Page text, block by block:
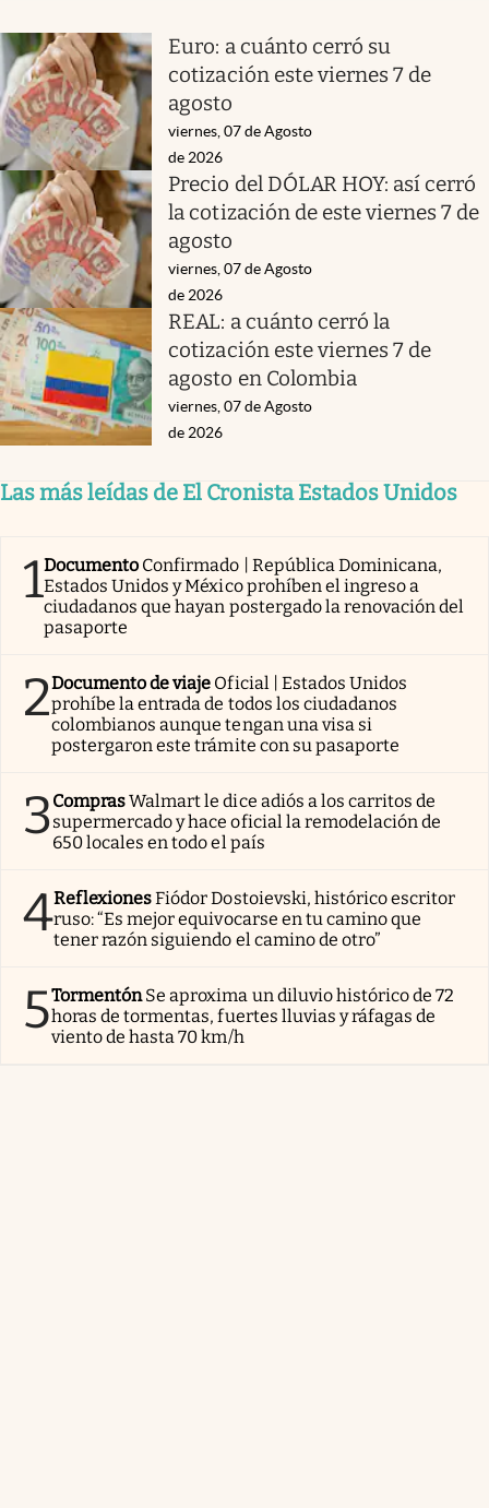
Euro: a cuánto cerró su
cotización este viernes 7 de
agosto
viernes, 07 de Agosto
de 2026
Precio del DÓLAR HOY: así cerró
la cotización de este viernes 7 de
agosto
viernes, 07 de Agosto
de 2026
REAL: a cuánto cerró la
cotización este viernes 7 de
agosto en Colombia
viernes, 07 de Agosto
de 2026
Las más leídas de El Cronista Estados Unidos
1Documento Confirmado | República Dominicana,
Estados Unidos y México prohíben el ingreso a
ciudadanos que hayan postergado la renovación del
pasaporte
2Documento de viaje Oficial | Estados Unidos
prohíbe la entrada de todos los ciudadanos
colombianos aunque tengan una visa si
postergaron este trámite con su pasaporte
3ComprasWalmart le dice adiós a los carritos de
supermercado y hace oficial la remodelación de
650 locales en todo el país
4ReflexionesFiódor Dostoievski, histórico escritor
ruso: “Es mejor equivocarse en tu camino que
tener razón siguiendo el camino de otro”
5TormentónSe aproxima un diluvio histórico de 72
horas de tormentas, fuertes lluvias y ráfagas de
viento de hasta 70 km/h